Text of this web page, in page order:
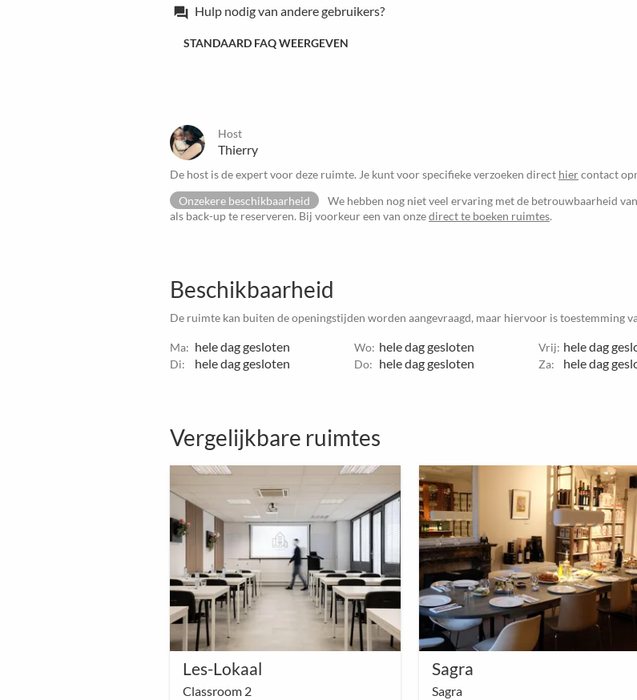
forum Hulp nodig van andere gebruikers?
STANDAARD FAQ WEERGEVEN
Host
Thierry
De host is de expert voor deze ruimte. Je kunt voor specifieke verzoeken direct hiercontact
Onzekere beschikbaarheid
We hebben nog niet veel ervaring met de betrouwbaarheid
als back-up te reserveren. Bij voorkeur een van onzedirect te boeken ruimtes.
Beschikbaarheid
De ruimte kan buiten de openingstijden worden aangevraagd, maar hiervoor is toestemming
Ma: hele dag gesloten
Di: hele dag gesloten
Wo: hele dag gesloten
Do: hele dag gesloten
Vrij: hele dag
Za: hele dag
Vergelijkbare ruimtes
Les-Lokaal
Classroom 2
Sagra
Sagra